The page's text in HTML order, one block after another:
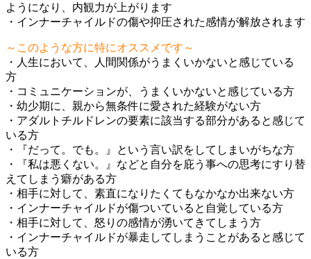
ようになり、内観力が上がります
・インナーチャイルドの傷や抑圧された感情が解放されます
～このような方に特にオススメです～
・人生において、人間関係がうまくいかないと感じている
方
・コミュニケーションが、うまくいかないと感じている方
・幼少期に、親から無条件に愛された経験がない方
・アダルトチルドレンの要素に該当する部分があると感じて
いる方
・『だって。でも。』という言い訳をしてしまいがちな方
・『私は悪くない。』などと自分を庇う事への思考にすり替
えてしまう癖がある方
・相手に対して、素直になりたくてもなかなか出来ない方
・インナーチャイルドが傷ついていると自覚している方
・相手に対して、怒りの感情が湧いてきてしまう方
・インナーチャイルドが暴走してしまうことがあると感じて
いる方